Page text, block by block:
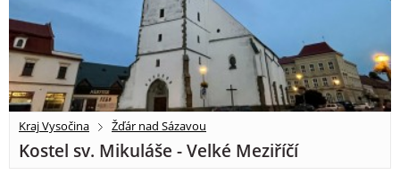
Kraj Vysočina Žďár nad Sázavou
Kostel sv. Mikuláše - Velké Meziříčí